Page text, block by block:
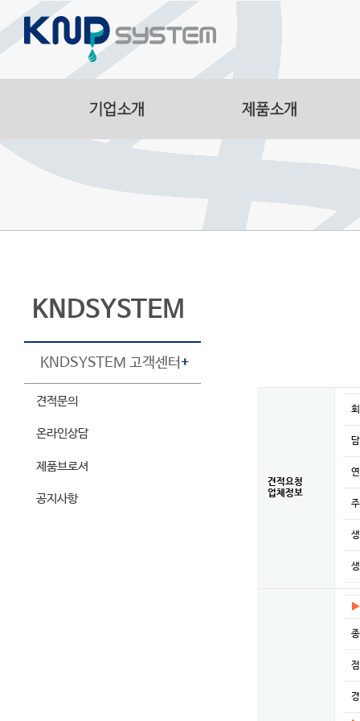
Manufacturing
Smart Logistics
KNDSYSTEM
KNDSYSTEM 고객센터+
견적문의
온라인상담
제품브로셔
공지사항
견적요청
업체정보